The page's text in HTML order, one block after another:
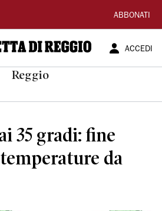
ABBONATI
ACCEDI
Reggio
35 gradi: fine
da